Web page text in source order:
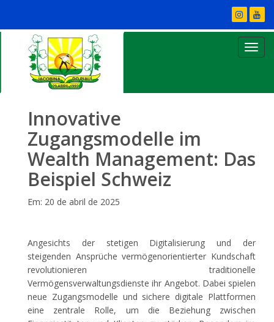
Innovative
Zugangsmodelle im
Wealth Management: Das
Beispiel Schweiz
Em: 20 de abril de 2025
Angesichts der stetigen Digitalisierung und der
steigenden Ansprüche vermögenorientierter Kundschaft
revolutionieren traditionelle
Vermögensverwaltungsdienste ihr Angebot. Dabei spielen
neue Zugangsmodelle und sichere digitale Plattformen
eine zentrale Rolle, um die Beziehung zwischen